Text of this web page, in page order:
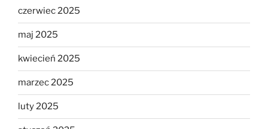
czerwiec 2025
maj 2025
kwiecień 2025
marzec 2025
luty 2025